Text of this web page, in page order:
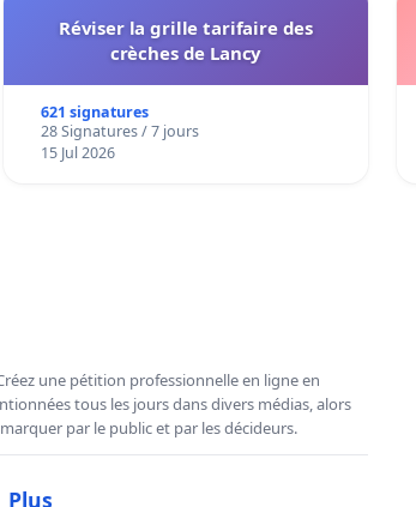
Réviser la grille tarifaire des
crèches de Lancy
621 signatures
28 Signatures / 7 jours
15 Jul 2026
une pétition professionnelle en ligne en
tous les jours dans divers médias, alors
par le public et par les décideurs.
Plus